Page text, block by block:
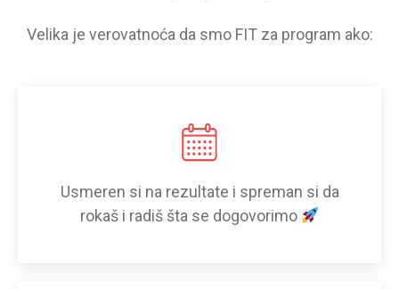
Velika je verovatnoća da smo FIT za program ako:
Usmeren si na rezultate i spreman si da
rokaš i radiš šta se dogovorimo